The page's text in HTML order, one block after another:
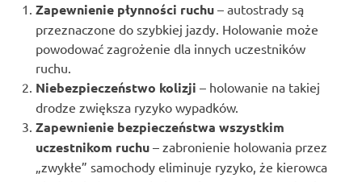
Zapewnienie płynności ruchu – autostrady są
przeznaczone do szybkiej jazdy. Holowanie może
powodować zagrożenie dla innych uczestników
ruchu.
Niebezpieczeństwo kolizji – holowanie na takiej
drodze zwiększa ryzyko wypadków.
Zapewnienie bezpieczeństwa wszystkim
uczestnikom ruchu – zabronienie holowania przez
„zwykłe” samochody eliminuje ryzyko, że kierowca